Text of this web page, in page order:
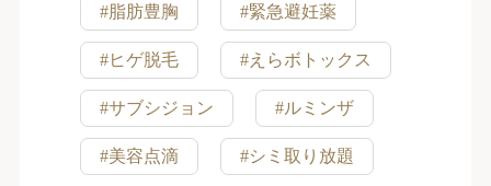
#脂肪豊胸 #緊急避妊薬
#ヒゲ脱毛 #えらボトックス
#サブシジョン #ルミンザ
#美容点滴 #シミ取り放題